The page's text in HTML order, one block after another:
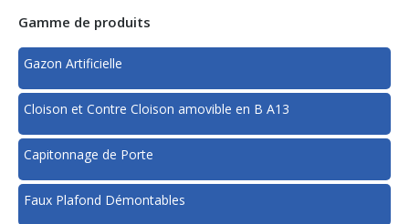
Gamme de produits
Gazon Artificielle
Cloison et Contre Cloison amovible en B A13
Capitonnage de Porte
Faux Plafond Démontables